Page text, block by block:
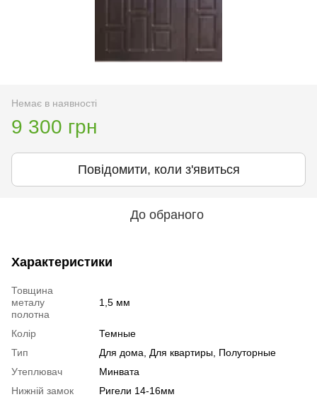
Немає в наявності
9 300 грн
Повідомити, коли з'явиться
До обраного
Характеристики
Товщина
металу
полотна
1,5 мм
Колір
Темные
Тип
Для дома, Для квартиры, Полуторные
Утеплювач
Минвата
Нижній замок
Ригели 14-16мм